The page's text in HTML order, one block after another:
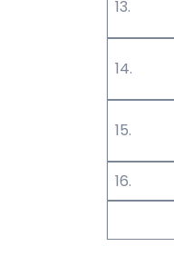
13.
14.
15.
16.